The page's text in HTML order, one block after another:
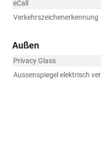
eCall
Verkehrszeichenerkennung
Außen
Privacy Glass
Aussenspiegel elektrisch